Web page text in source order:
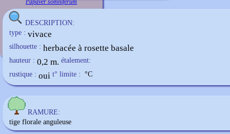
Papaver somniferum
DESCRIPTION:
type : vivace
silhouette : herbacée à rosette basale
hauteur : 0,2 m. étalement:
rustique : oui t° limite : °C
RAMURE:
tige florale anguleuse